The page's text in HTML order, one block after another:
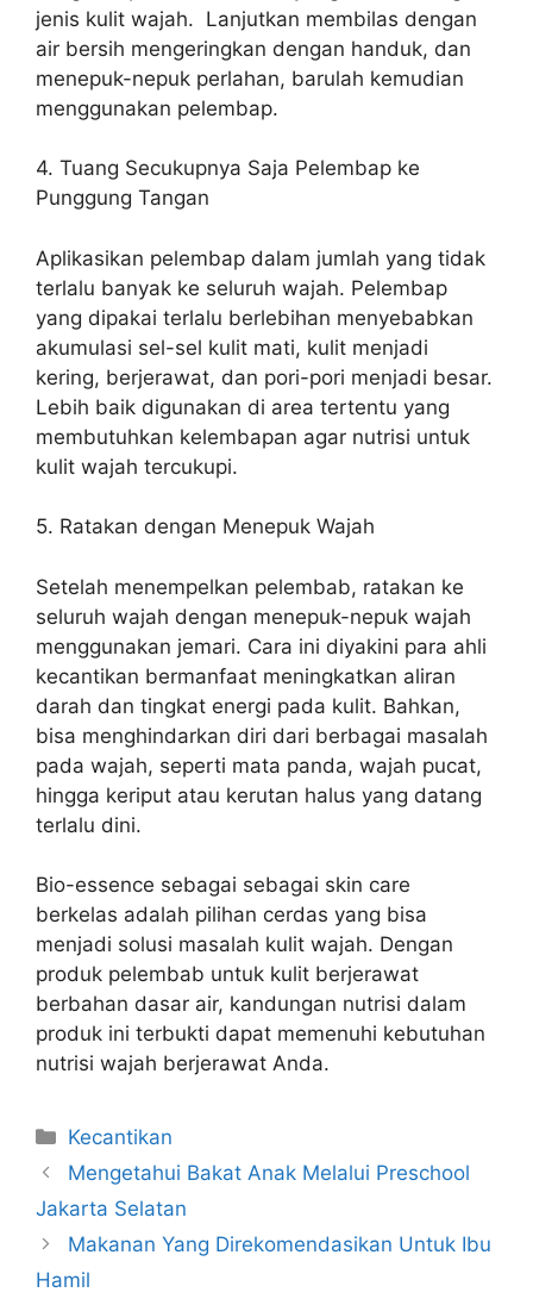
jenis kulit wajah. Lanjutkan membilas dengan
air bersih mengeringkan dengan handuk, dan
menepuk-nepuk perlahan, barulah kemudian
menggunakan pelembap.
4. Tuang Secukupnya Saja Pelembap ke
Punggung Tangan
Aplikasikan pelembap dalam jumlah yang tidak
terlalu banyak ke seluruh wajah. Pelembap
yang dipakai terlalu berlebihan menyebabkan
akumulasi sel-sel kulit mati, kulit menjadi
kering, berjerawat, dan pori-pori menjadi besar.
Lebih baik digunakan di area tertentu yang
membutuhkan kelembapan agar nutrisi untuk
kulit wajah tercukupi.
5. Ratakan dengan Menepuk Wajah
Setelah menempelkan pelembab, ratakan ke
seluruh wajah dengan menepuk-nepuk wajah
menggunakan jemari. Cara ini diyakini para ahli
kecantikan bermanfaat meningkatkan aliran
darah dan tingkat energi pada kulit. Bahkan,
bisa menghindarkan diri dari berbagai masalah
pada wajah, seperti mata panda, wajah pucat,
hingga keriput atau kerutan halus yang datang
terlalu dini.
Bio-essence sebagai sebagai skin care
berkelas adalah pilihan cerdas yang bisa
menjadi solusi masalah kulit wajah. Dengan
produk pelembab untuk kulit berjerawat
berbahan dasar air, kandungan nutrisi dalam
produk ini terbukti dapat memenuhi kebutuhan
nutrisi wajah berjerawat Anda.
Kategori
Kecantikan
Mengetahui Bakat Anak Melalui Preschool
Jakarta Selatan
Makanan Yang Direkomendasikan Untuk Ibu
Hamil